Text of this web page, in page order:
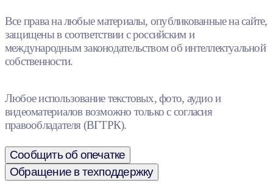
Все права на любые материалы, опубликованные на сайте,
защищены в соответствии с российским и
международным законодательством об интеллектуальной
собственности.
Любое использование текстовых, фото, аудио и
видеоматериалов возможно только с согласия
правообладателя (ВГТРК).
Сообщить об опечатке
Обращение в техподдержку